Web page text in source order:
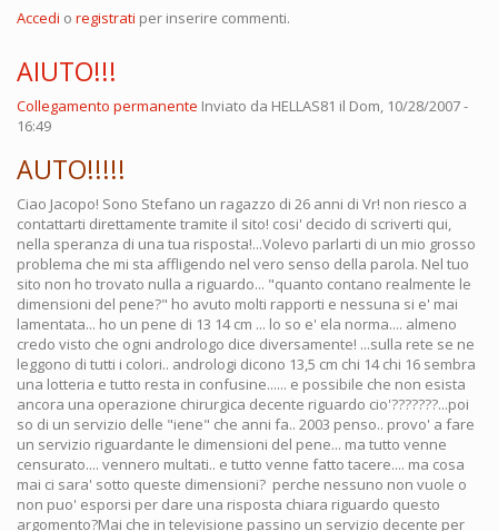
Accedi o registrati per inserire commenti.
AIUTO!!!
Collegamento permanente Inviato da HELLAS81 il Dom, 10/28/2007 -
16:49
AUTO!!!!!
Ciao Jacopo! Sono Stefano un ragazzo di 26 anni di Vr! non riesco a
contattarti direttamente tramite il sito! cosi' decido di scriverti qui,
nella speranza di una tua risposta!...Volevo parlarti di un mio grosso
problema che mi sta affligendo nel vero senso della parola. Nel tuo
sito non ho trovato nulla a riguardo... "quanto contano realmente le
dimensioni del pene?" ho avuto molti rapporti e nessuna si e' mai
lamentata... ho un pene di 13 14 cm ... lo so e' ela norma.... almeno
credo visto che ogni andrologo dice diversamente! ...sulla rete se ne
leggono di tutti i colori.. andrologi dicono 13,5 cm chi 14 chi 16 sembra
una lotteria e tutto resta in confusine...... e possibile che non esista
ancora una operazione chirurgica decente riguardo cio'???????...poi
so di un servizio delle "iene" che anni fa.. 2003 penso.. provo' a fare
un servizio riguardante le dimensioni del pene... ma tutto venne
censurato.... vennero multati.. e tutto venne fatto tacere.... ma cosa
mai ci sara' sotto queste dimensioni? perche nessuno non vuole o
non puo' esporsi per dare una risposta chiara riguardo questo
argomento?Mai che in televisione passino un servizio decente per